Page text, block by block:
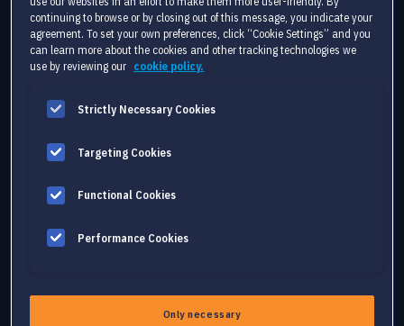
Améliorez la précision du recrutement et
automatique des données.
En savoir plus
continuing to browse or by closing out of this message, you indicate your
agreement. To set your own preferences, click “Cookie Settings” and you
can learn more about the cookies and other tracking technologies we
use by reviewing our cookie policy.
Strictly Necessary Cookies
Targeting Cookies
Functional Cookies
Performance Cookies
Only necessary